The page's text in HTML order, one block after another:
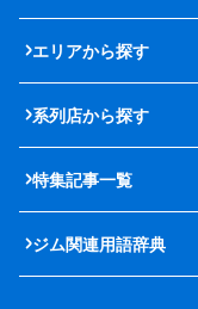
エリアから探す
系列店から探す
特集記事一覧
ジム関連用語辞典